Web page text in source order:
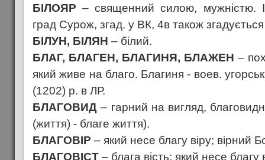
БІЛОЯР – священний силою, мужністю.
град Сурож, згад. у ВК, 4в також згадується
БІЛУН, БІЛЯН – білий.
БЛАГ, БЛАГЕН, БЛАГИНЯ, БЛАЖЕН –
який живе на благо. Благиня - воев.
(1202) р. в ЛР.
БЛАГОВИД – гарний на вигляд,
(життя) - благе життя).
БЛАГОВІР – який несе благу віру; вірний
БЛАГОВІСТ – блага вість; який несе благу